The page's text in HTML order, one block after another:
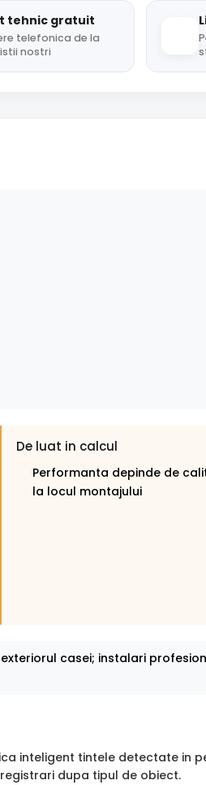
tehnic gratuit
telefonica de la
nostri
De luat in calcul
Performanta depinde de
la locul montajului
casei; instalari
inteligent tintele detectate in
dupa tipul de obiect.